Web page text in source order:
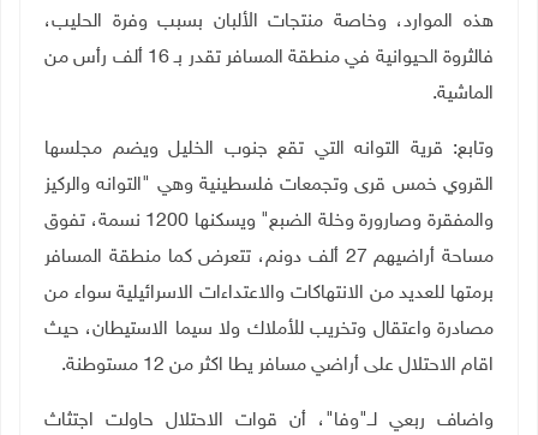
هذه الموارد، وخاصة منتجات الألبان بسبب وفرة الحليب،
فالثروة الحيوانية في منطقة المسافر تقدر بـ 16 ألف رأس من
الماشية.
وتابع: قرية التوانه التي تقع جنوب الخليل ويضم مجلسها
القروي خمس قرى وتجمعات فلسطينية وهي "التوانه والركيز
والمفقرة وصارورة وخلة الضبع" ويسكنها 1200 نسمة، تفوق
مساحة أراضيهم 27 ألف دونم، تتعرض كما منطقة المسافر
برمتها للعديد من الانتهاكات والاعتداءات الاسرائيلية سواء من
مصادرة واعتقال وتخريب للأملاك ولا سيما الاستيطان، حيث
اقام الاحتلال على أراضي مسافر يطا اكثر من 12 مستوطنة
.
واضاف ربعي لــ"وفا"، أن قوات الاحتلال حاولت اجتثاث